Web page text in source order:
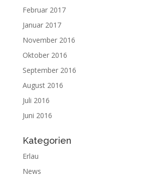
Februar 2017
Januar 2017
November 2016
Oktober 2016
September 2016
August 2016
Juli 2016
Juni 2016
Kategorien
Erlau
News